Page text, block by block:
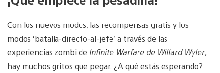
Con los nuevos modos, las recompensas gratis y los
modos ‘batalla-directo-al-jefe’ a través de las
experiencias zombi de Infinite Warfare de Willard Wyler,
hay muchos gritos que pegar. ¿A qué estás esperando?